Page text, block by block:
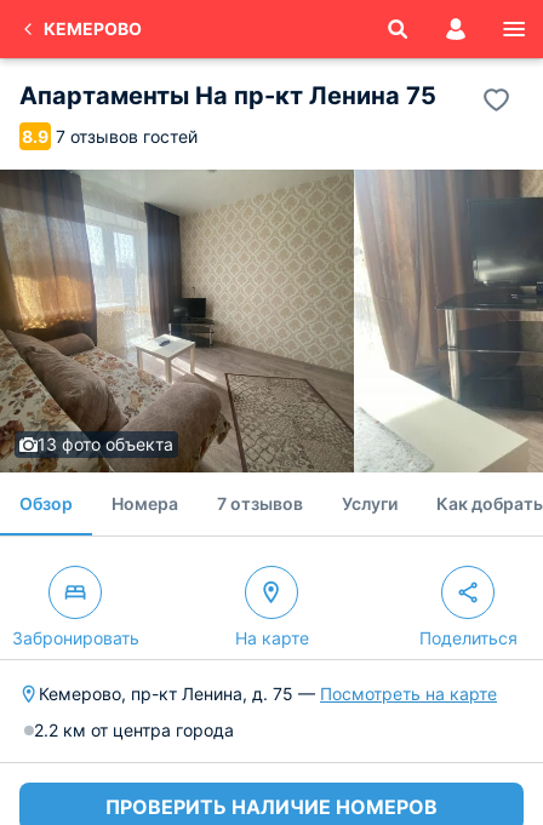
КЕМЕРОВО
Апартаменты На пр-кт Ленина 75
8.9 7 отзывов гостей
13 фото объекта
Обзор Номера 7 отзывов Услуги Как
Забронировать На карте Поделиться
Кемерово, пр-кт Ленина, д. 75 — Посмотреть на карте
2.2 км от центра города
ПРОВЕРИТЬ НАЛИЧИЕ НОМЕРОВ